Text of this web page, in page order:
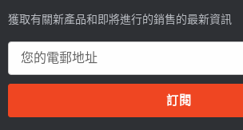
獲取有關新產品和即將進行的銷售的最新資訊
郵